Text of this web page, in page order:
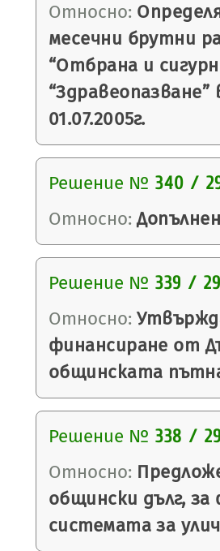
Относно:
месечни брутни
“Отбрана и
01.07.2005г.
Решение № 340 /
Относно:
Решение № 339 /
Относно:
финансиране от
общинската
Решение № 338 /
Относно:
общински дълг,
системата за